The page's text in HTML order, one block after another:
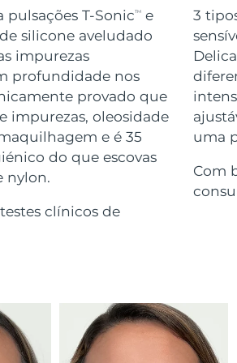
pulsações T-SonicTM
e
silicone aveludado
impurezas
profundidade nos
provado que
impurezas, oleosidade
e é 35
do que escovas
nylon.
clínicos de
3
uma
Com
pore care essentials
hair
Teeth Whitening Gel
Homens
Entrega prevista 8/14/26
Entrega prevista 8/10/26
Entrega prevista 8/13/26
8/12/26
Entrega prevista
Entrega prevista 8/10/26